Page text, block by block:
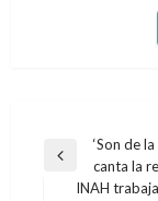
Entrada
anterior
‘Son de
canta la
INAH